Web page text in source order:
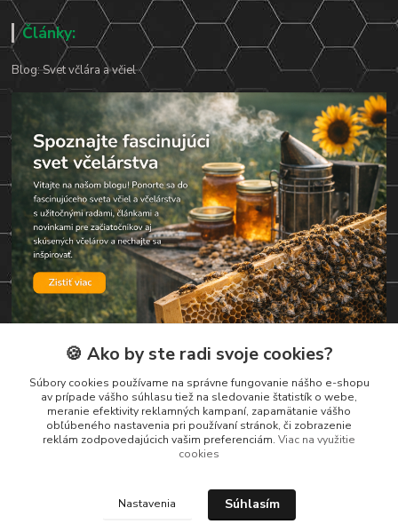
Články:
Blog: Svet včlára a včiel
Kontakty
Zákaznická podpora
+421 919 037 687
vcelarstvotrizuliak@centrum.sk
🍪 Ako by ste radi svoje cookies?
Súbory cookies používame na správne fungovanie nášho e-shopu
av prípade vášho súhlasu tiež na sledovanie štatistík o webe,
meranie efektivity reklamných kampaní, zapamätanie vášho
obľúbeného nastavenia pri používaní stránok, či zobrazenie
reklám zodpovedajúcich vašim preferenciám. Viac na využitie
cookies
Nastavenia Súhlasím